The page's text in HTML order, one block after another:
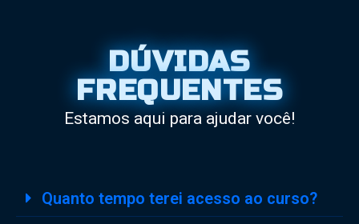
DÚVIDAS
FREQUENTES
Estamos aqui para ajudar você!
Quanto tempo terei acesso ao curso?